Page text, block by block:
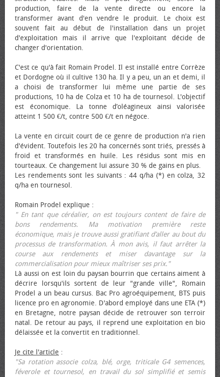
production, faire de la vente directe ou encore la
transformer avant d'en vendre le produit. Le choix est
souvent fait au début de l'installation dans un projet
d'exploitation mais il arrive que l'exploitant décide de
changer d'orientation.
C'est ce qu'à fait Romain Prodel. Il est installé entre Corrèze
et Dordogne où il cultive 130 ha. Il y a peu, un an et demi, il
a choisi de transformer lui même une partie de ses
productions, 10 ha de Colza et 10 ha de tournesol. L'objectif
est économique. La tonne d’oléagineux ainsi valorisée
atteint 1 500 €/t, contre 500 €/t en négoce.
La vente en circuit court de ce genre de production n'a rien
d'évident. Toutefois les 20 ha concernés sont triés, pressés à
froid et transformés en huile. Les résidus sont mis en
tourteaux. Ce changement lui assure 30 % de gains en plus.
Les rendements sont les suivants : 44 q/ha (*) en colza, 32
q/ha en tournesol.
Romain Prodel explique :
" En tant que céréalier, on est toujours content de faire de
bons rendements. Ma motivation première reste
économique, mais je trouve aussi gratifiant d’aller au bout du
processus de transformation. À mon avis, il faut arrêter la
course aux rendements et miser davantage sur la
commercialisation pour mieux maîtriser ses prix."
Là aussi on est loin du paysan bourrin que certains aiment à
décrire lorsqu'ils sortent de leur "grande ville", Romain
Prodel a un beau cursus. Bac Pro agroéquipement, BTS puis
licence pro en agronomie. D'abord employé dans une ETA (*)
en Bretagne, notre paysan décide de retrouver son terroir
natal. De retour au pays, il reprend une exploitation en bio
délaissée et la convertit en traditionnel.
Je cite l'article :
"Sa rotation associe colza, blé, orge, triticale G4 semences,
féverole et tournesol, en travail du sol simplifié et semis